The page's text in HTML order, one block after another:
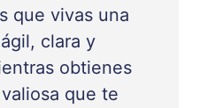
que vivas una
clara y
obtienes
que te